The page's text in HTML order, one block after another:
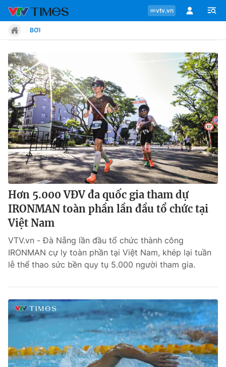
vtv.vn
Chuyên mục
Tin tức
Move
Phong cách
Chân dung
Sự kiện
Bóng đá
Các môn khác
VIDEO
BƠI
Hơn 5.000 VĐV đa quốc gia tham dự
IRONMAN toàn phần lần đầu tổ chức tại
Việt Nam
VTV.vn - Đà Nẵng lần đầu tổ chức thành công
IRONMAN cự ly toàn phần tại Việt Nam, khép lại tuần
lễ thể thao sức bền quy tụ 5.000 người tham gia.